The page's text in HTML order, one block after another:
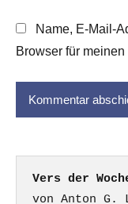
Name, E-Mail-
Browser für
Vers der